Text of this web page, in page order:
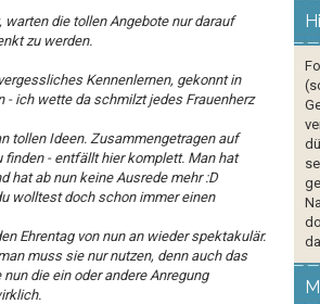
die tollen Angebote nur darauf
zu werden.
Kennenlernen, gekonnt in
- ich wette da schmilzt jedes Frauenherz
tollen Ideen. Zusammengetragen auf
- entfällt hier komplett. Man hat
hat ab nun keine Ausrede mehr :D
wolltest doch schon immer einen
Ehrentag von nun an wieder spektakulär.
muss sie nur nutzen, denn auch das
die ein oder andere Anregung